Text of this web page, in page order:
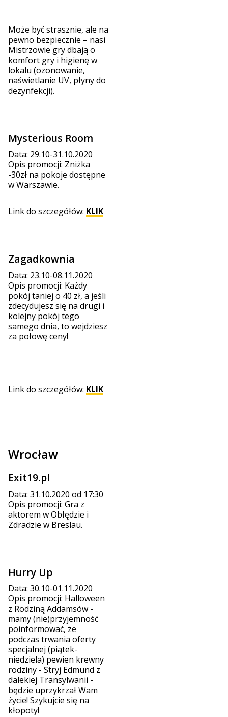
Może być strasznie, ale na
pewno bezpiecznie – nasi
Mistrzowie gry dbają o
komfort gry i higienę w
lokalu (ozonowanie,
naświetlanie UV, płyny do
dezynfekcji).
Mysterious Room
Data: 29.10-31.10.2020
Opis promocji: Zniżka
-30zł na pokoje dostępne
w Warszawie.
Link do szczegółów: KLIK
Zagadkownia
Data: 23.10-08.11.2020
Opis promocji: Każdy
pokój taniej o 40 zł, a jeśli
zdecydujesz się na drugi i
kolejny pokój tego
samego dnia, to wejdziesz
za połowę ceny!
Link do szczegółów: KLIK
Wrocław
Exit19.pl
Data: 31.10.2020 od 17:30
Opis promocji: Gra z
aktorem w Obłędzie i
Zdradzie w Breslau.
Hurry Up
Data: 30.10-01.11.2020
Opis promocji: Halloween
z Rodziną Addamsów -
mamy (nie)przyjemność
poinformować, że
podczas trwania oferty
specjalnej (piątek-
niedziela) pewien krewny
rodziny - Stryj Edmund z
dalekiej Transylwanii -
będzie uprzykrzał Wam
życie! Szykujcie się na
kłopoty!